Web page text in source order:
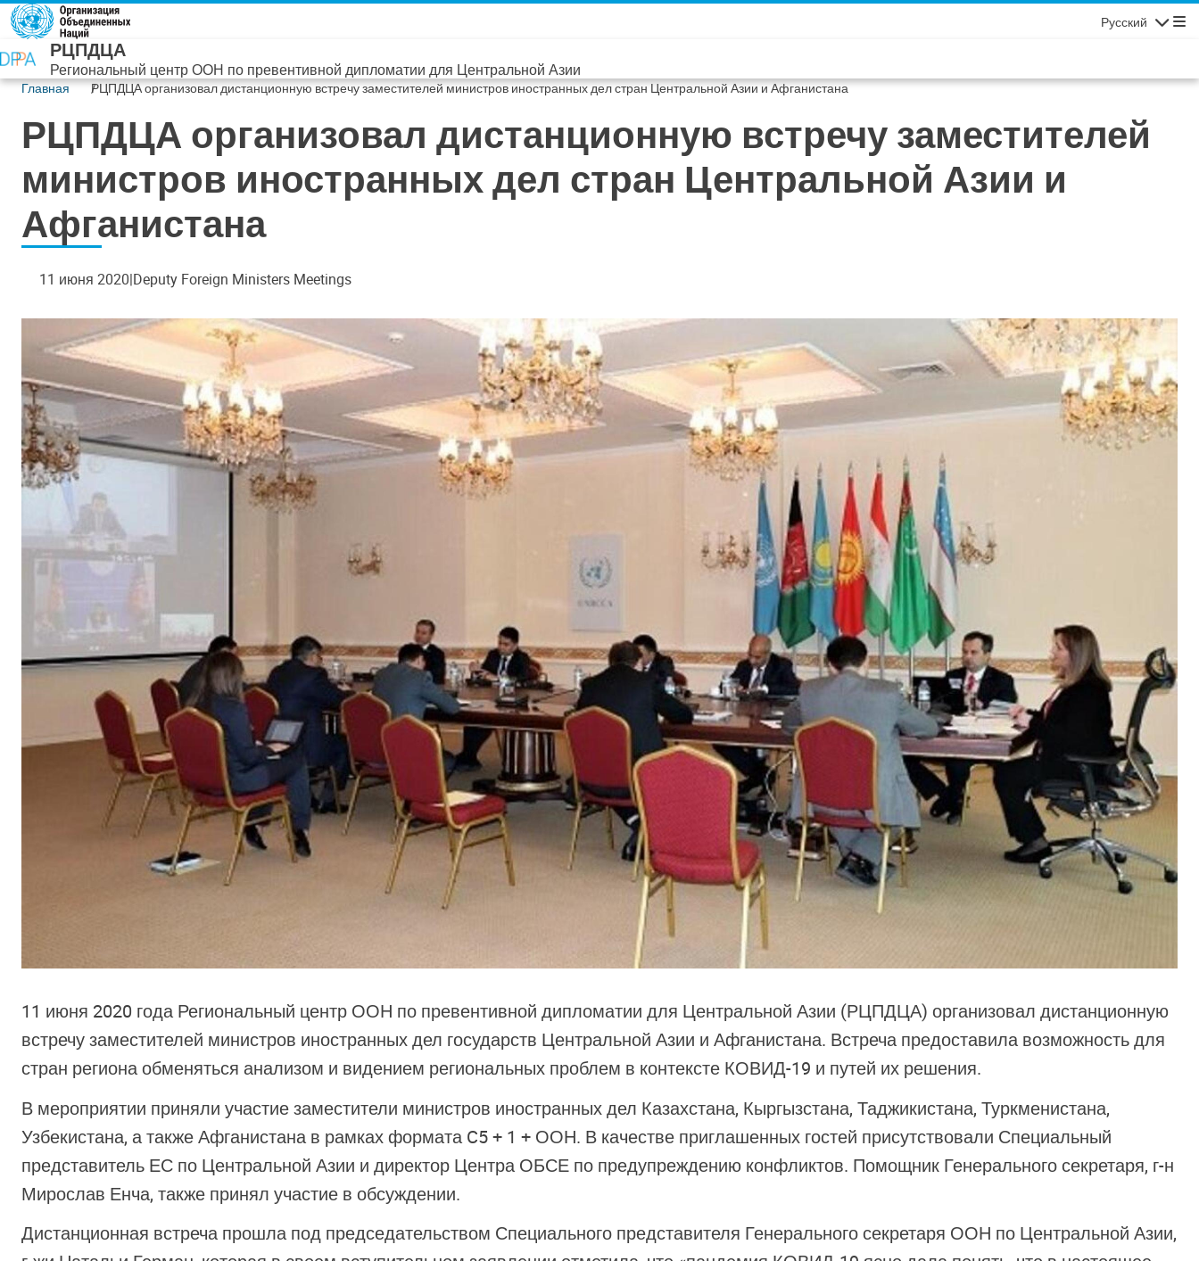
Перейти к основному содержанию
Русский
РЦПДЦА
Региональный центр ООН по превентивной дипломатии для Центральной Азии
Главная РЦПДЦА организовал дистанционную встречу заместителей министров иностранных дел стран Центральной Азии и Афганистана
РЦПДЦА организовал дистанционную встречу заместителей
министров иностранных дел стран Центральной Азии и
Афганистана
11 июня 2020 Deputy Foreign Ministers Meetings
11 июня 2020 года Региональный центр ООН по превентивной дипломатии для Центральной Азии (РЦПДЦА) организовал дистанционную
встречу заместителей министров иностранных дел государств Центральной Азии и Афганистана. Встреча предоставила возможность для
стран региона обменяться анализом и видением региональных проблем в контексте КОВИД-19 и путей их решения.
В мероприятии приняли участие заместители министров иностранных дел Казахстана, Кыргызстана, Таджикистана, Туркменистана,
Узбекистана, а также Афганистана в рамках формата C5 + 1 + ООН. В качестве приглашенных гостей присутствовали Специальный
представитель ЕС по Центральной Азии и директор Центра ОБСЕ по предупреждению конфликтов. Помощник Генерального секретаря, г-н
Мирослав Енча, также принял участие в обсуждении.
Дистанционная встреча прошла под председательством Специального представителя Генерального секретаря ООН по Центральной Азии,